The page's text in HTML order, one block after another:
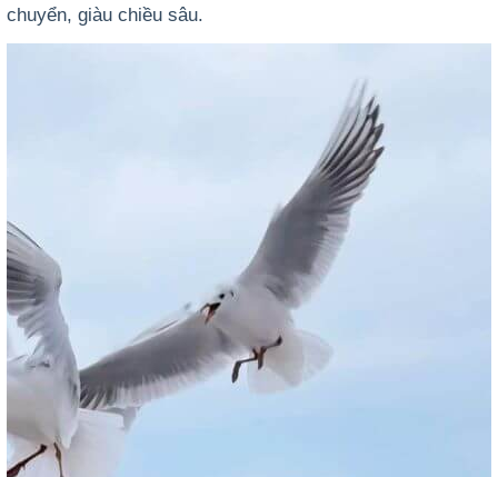
chuyển, giàu chiều sâu.